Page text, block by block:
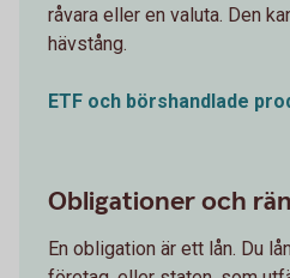
råvara eller en valuta. Den
hävstång.
ETF och börshandlade
Obligationer och
En obligation är ett lån. Du